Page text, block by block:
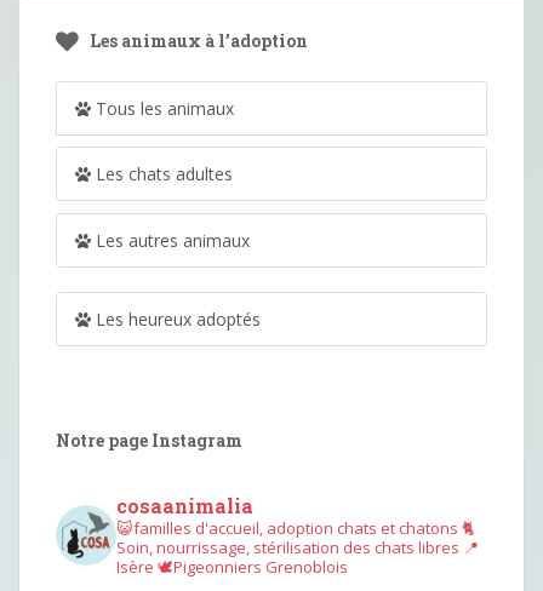
Les animaux à l’adoption
Tous les animaux
Les chats adultes
Les autres animaux
Les heureux adoptés
Notre page Instagram
cosaanimalia
😺familles d'accueil, adoption chats et chatons 🐈
Soin, nourrissage, stérilisation des chats libres 📍
Isère 🕊︎Pigeonniers Grenoblois